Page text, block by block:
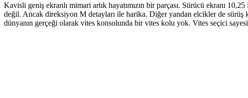
Kavisli geniş ekranlı mimari artık hayatımızın bir parçası. Sürücü ekranı
değil. Ancak direksiyon M detayları ile harika. Diğer yandan elcikler de
dünyanın gerçeği olarak vites konsolunda bir vites kolu yok. Vites seçici